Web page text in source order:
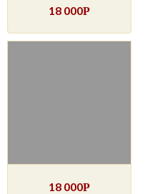
18 000Р
18 000Р